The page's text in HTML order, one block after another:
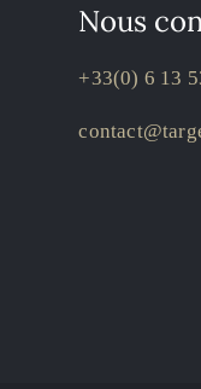
Nous
+33(0) 6 13